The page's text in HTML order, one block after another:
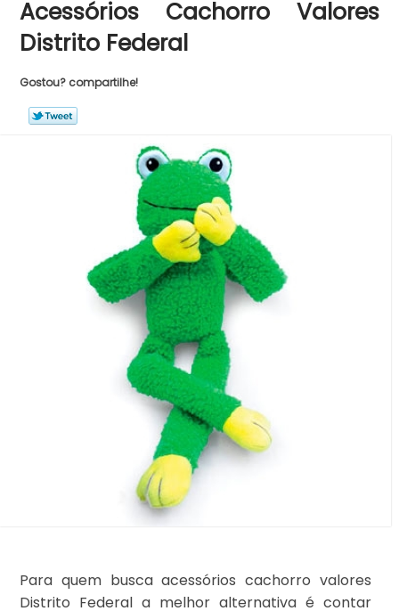
Acessórios Cachorro Valores
Distrito Federal
Gostou? compartilhe!
Para quem busca acessórios cachorro valores
Distrito Federal a melhor alternativa é contar